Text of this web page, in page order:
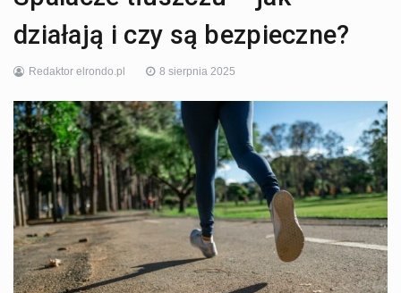
działają i czy są bezpieczne?
Redaktor elrondo.pl 8 sierpnia 2025